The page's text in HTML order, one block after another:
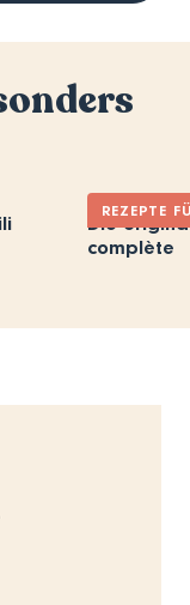
REZEPTE
Die
complète